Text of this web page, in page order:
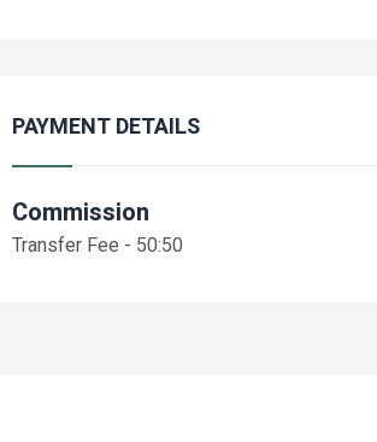
PAYMENT DETAILS
Commission
Transfer Fee - 50:50